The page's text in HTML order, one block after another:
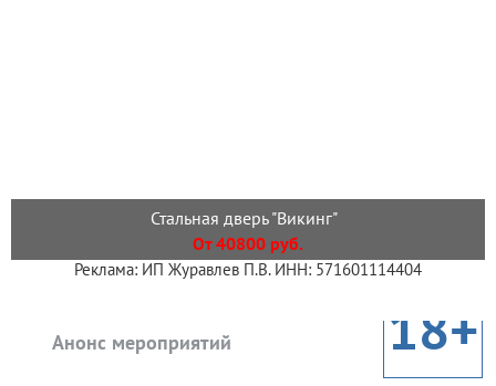
Стальная дверь "Викинг"
От 40800 руб.
Реклама: ИП Журавлев П.В. ИНН: 571601114404
Анонс мероприятий 18+